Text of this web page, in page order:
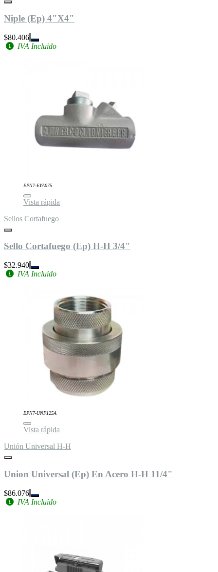
Niple (Ep) 4"X4"
$80.406
IVA Incluido
EPN7-EYA075
Vista rápida
Sellos Cortafuego
Sello Cortafuego (Ep) H-H 3/4"
$32.940
IVA Incluido
EPN7-UNF125A
Vista rápida
Unión Universal H-H
Union Universal (Ep) En Acero H-H 11/4"
$86.076
IVA Incluido